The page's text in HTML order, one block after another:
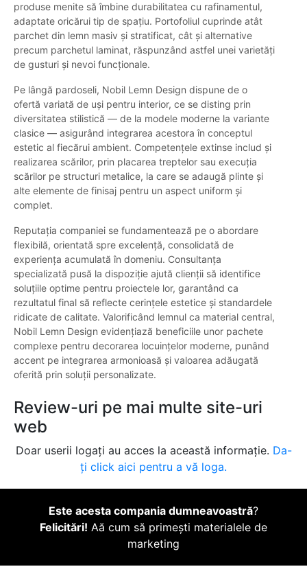
produse menite să îmbine durabilitatea cu rafinamentul,
adaptate oricărui tip de spațiu. Portofoliul cuprinde atât
parchet din lemn masiv și stratificat, cât și alternative
precum parchetul laminat, răspunzând astfel unei varietăți
de gusturi și nevoi funcționale.
Pe lângă pardoseli, Nobil Lemn Design dispune de o
ofertă variată de uși pentru interior, ce se disting prin
diversitatea stilistică — de la modele moderne la variante
clasice — asigurând integrarea acestora în conceptul
estetic al fiecărui ambient. Competențele extinse includ și
realizarea scărilor, prin placarea treptelor sau execuția
scărilor pe structuri metalice, la care se adaugă plinte și
alte elemente de finisaj pentru un aspect uniform și
complet.
Reputația companiei se fundamentează pe o abordare
flexibilă, orientată spre excelență, consolidată de
experiența acumulată în domeniu. Consultanța
specializată pusă la dispoziție ajută clienții să identifice
soluțiile optime pentru proiectele lor, garantând ca
rezultatul final să reflecte cerințele estetice și standardele
ridicate de calitate. Valorificând lemnul ca material central,
Nobil Lemn Design evidențiază beneficiile unor pachete
complexe pentru decorarea locuințelor moderne, punând
accent pe integrarea armonioasă și valoarea adăugată
oferită prin soluții personalizate.
Review-uri pe mai multe site-uri
web
Doar userii logați au acces la această informație. Da-
ți click aici pentru a vă loga.
Este acesta compania dumneavoastră?
Felicitări! Aă cum să primești materialele de
marketing